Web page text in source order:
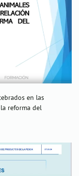
en las
reforma del